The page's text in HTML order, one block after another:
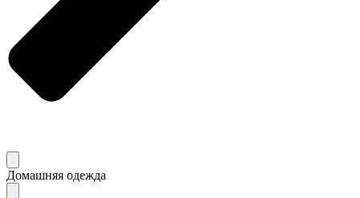
Домашняя одежда